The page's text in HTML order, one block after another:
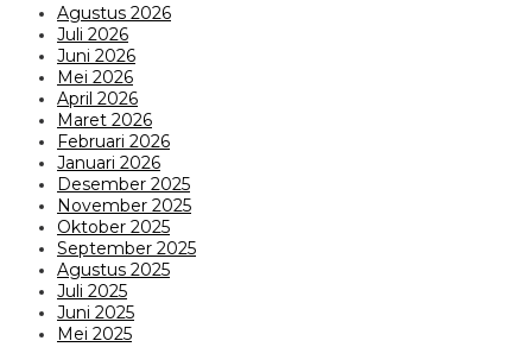
Agustus 2026
Juli 2026
Juni 2026
Mei 2026
April 2026
Maret 2026
Februari 2026
Januari 2026
Desember 2025
November 2025
Oktober 2025
September 2025
Agustus 2025
Juli 2025
Juni 2025
Mei 2025